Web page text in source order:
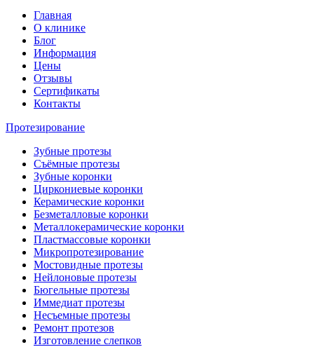
Главная
О клинике
Блог
Информация
Цены
Отзывы
Сертификаты
Контакты
Протезирование
Зубные протезы
Съёмные протезы
Зубные коронки
Циркониевые коронки
Керамические коронки
Безметалловые коронки
Металлокерамические коронки
Пластмассовые коронки
Микропротезирование
Мостовидные протезы
Нейлоновые протезы
Бюгельные протезы
Иммедиат протезы
Несъемные протезы
Ремонт протезов
Изготовление слепков